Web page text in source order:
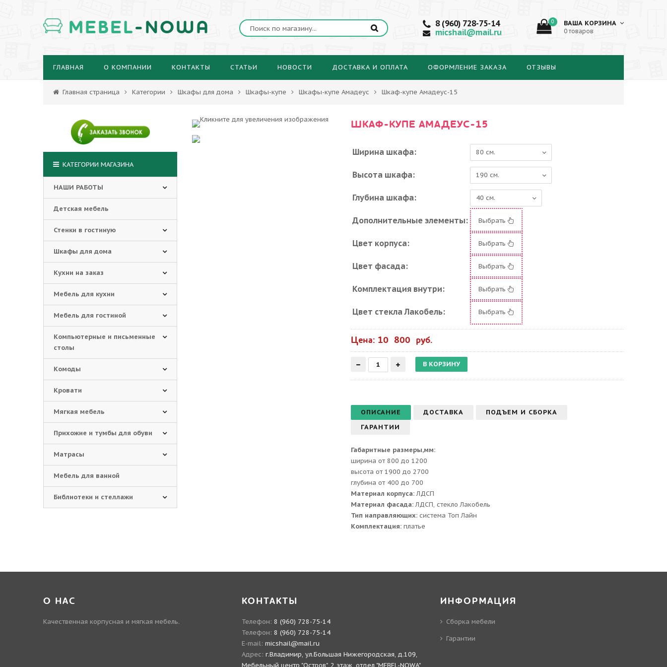
MEBEL-NOWA
8 (960) 728-75-14
micshail@mail.ru
0 ВАША КОРЗИНА
0 товаров
ГЛАВНАЯ О КОМПАНИИ КОНТАКТЫ СТАТЬИ НОВОСТИ ДОСТАВКА И ОПЛАТА ОФОРМЛЕНИЕ ЗАКАЗА ОТЗЫВЫ
Главная страница Категории Шкафы для дома Шкафы-купе Шкафы-купе Амадеус Шкаф-купе Амадеус-15
ШКАФ-КУПЕ АМАДЕУС-15
Ширина шкафа:
Высота шкафа:
Глубина шкафа:
Дополнительные элементы: Выбрать
Цвет корпуса: Выбрать
Цвет фасада: Выбрать
Комплектация внутри: Выбрать
Цвет стекла Лакобель: Выбрать
Цена: 10 800 руб.
ОПИСАНИЕ ДОСТАВКА
ПОДЪЕМ И СБОРКА
ГАРАНТИИ
Габаритные размеры,мм:
ширина от 800 до 1200
высота от 1900 до 2700
глубина от 400 до 700
Материал корпуса:ЛДСП
Материал фасада:ЛДСП, стекло Лакобель
Тип направляющих:система Топ Лайн
Комплектация:платье
КАТЕГОРИИ МАГАЗИНА
НАШИ РАБОТЫ
Детская мебель
Стенки в гостиную
Шкафы для дома
Кухни на заказ
Мебель для кухни
Мебель для гостиной
Компьютерные и письменные
столы
Комоды
Кровати
Мягкая мебель
Прихожие и тумбы для обуви
Матрасы
Мебель для ванной
Библиотеки и стеллажи
О НАС
Качественная корпусная и мягкая мебель.
КОНТАКТЫ
Телефон: 8 (960) 728-75-14
Телефон: 8 (960) 728-75-14
E-mail: micshail@mail.ru
Адрес: г.Владимир, ул.Большая Нижегородская, д.109,
Мебельный центр "Остров", 2 этаж, отдел "MEBEL-NOWA"
ИНФОРМАЦИЯ
Сборка мебели
Гарантии